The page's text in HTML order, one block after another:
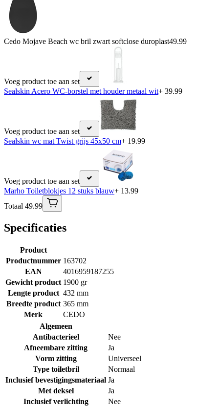
Cedo Mojave Beach wc bril zwart softclose duroplast49.99
Voeg product toe aan set
Sealskin Acero WC-borstel met houder metaal wit+ 39.99
Voeg product toe aan set
Sealskin wc mat Twist grijs 45x50 cm+ 19.99
Voeg product toe aan set
Marho Toiletblokjes 12 stuks blauw+ 13.99
Totaal 49.99
Specificaties
Product
Productnummer 163702
EAN
4016959187255
Gewicht product 1900 gr
Lengte product 432 mm
Breedte product 365 mm
Merk
CEDO
Algemeen
Antibacterieel
Nee
Afneembare zitting
Ja
Vorm zitting
Universeel
Type toiletbril
Normaal
Inclusief bevestigingsmateriaal Ja
Met deksel
Ja
Inclusief verlichting
Nee